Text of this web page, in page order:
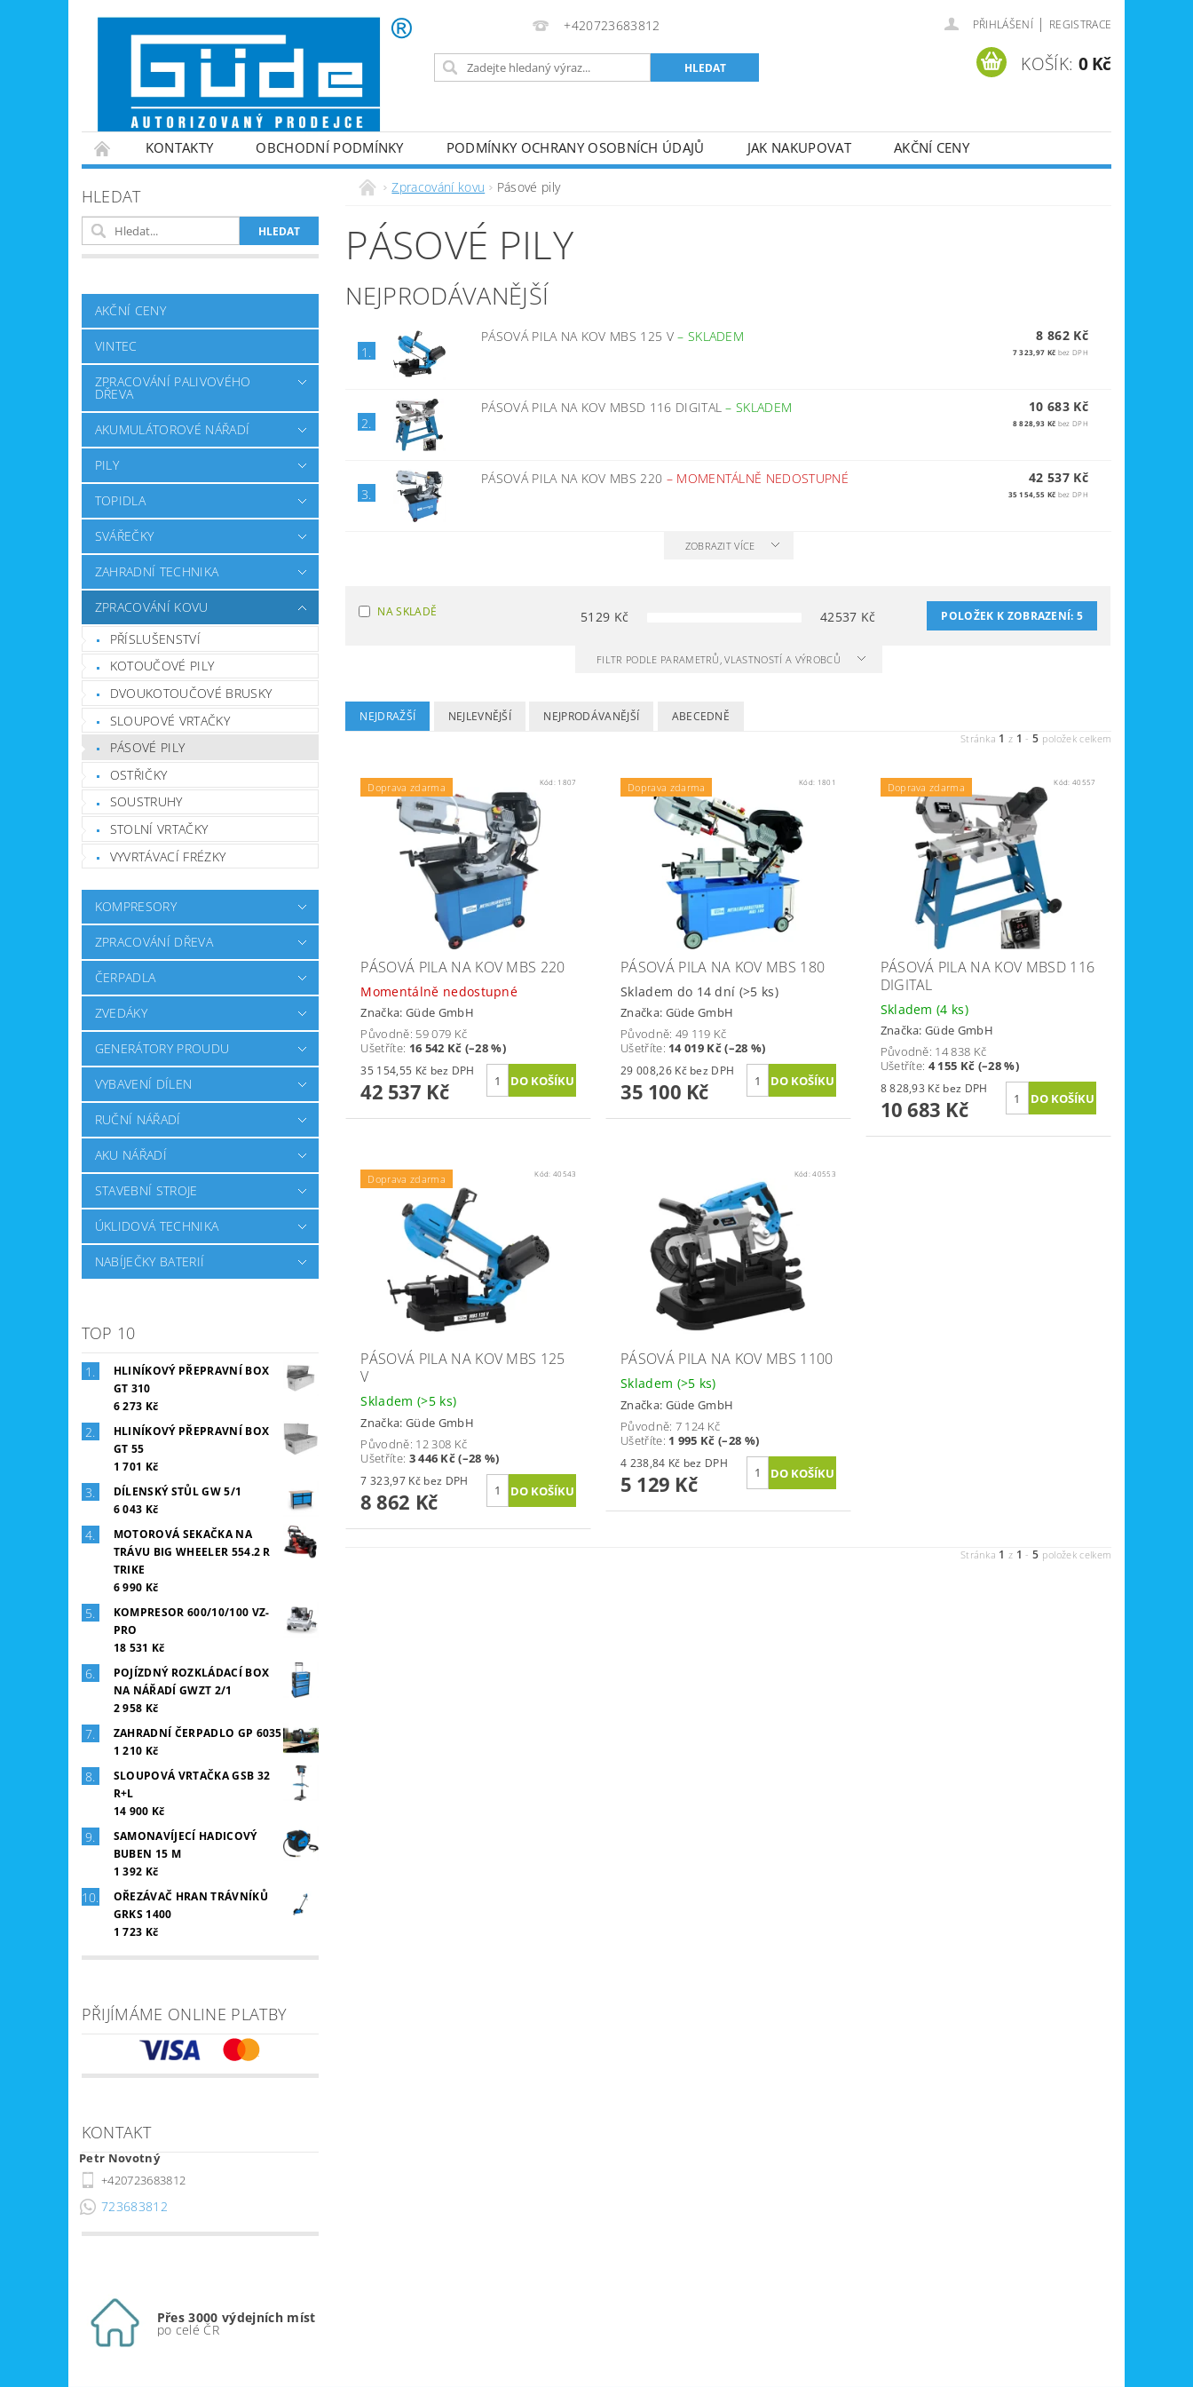
+420723683812 PŘIHLÁŠENÍ | REGISTRACE
KOŠÍK: 0 Kč
KONTAKTY OBCHODNÍ PODMÍNKY PODMÍNKY OCHRANY OSOBNÍCH ÚDAJŮ JAK NAKUPOVAT
AKČNÍ CENY
ZPRACOVÁNÍ PALIVOVÉHO DŘEVA AKUMULÁTOROVÉ NÁŘADÍ
ZAHRADNÍ TECHNIKA
ZPRACOVÁNÍ KOVU
GENERÁTORY PROUDU
VYBAVENÍ DÍLEN RUČNÍ NÁŘADÍ
HLEDAT
AKČNÍ CENY
VINTEC
ZPRACOVÁNÍ PALIVOVÉHO
DŘEVA
AKUMULÁTOROVÉ NÁŘADÍ
PILY
TOPIDLA
SVÁŘEČKY
ZAHRADNÍ TECHNIKA
ZPRACOVÁNÍ KOVU
PŘÍSLUŠENSTVÍ
KOTOUČOVÉ PILY
DVOUKOTOUČOVÉ BRUSKY
SLOUPOVÉ VRTAČKY
PÁSOVÉ PILY
OSTŘIČKY
SOUSTRUHY
STOLNÍ VRTAČKY
VYVRTÁVACÍ FRÉZKY
KOMPRESORY
ZPRACOVÁNÍ DŘEVA
ČERPADLA
ZVEDÁKY
GENERÁTORY PROUDU
VYBAVENÍ DÍLEN
RUČNÍ NÁŘADÍ
AKU NÁŘADÍ
STAVEBNÍ STROJE
ÚKLIDOVÁ TECHNIKA
NABÍJEČKY BATERIÍ
TOP 10
HLINÍKOVÝ PŘEPRAVNÍ BOX
GT 310
6 273 Kč
HLINÍKOVÝ PŘEPRAVNÍ BOX
GT 55
1 701 Kč
DÍLENSKÝ STŮL GW 5/1
6 043 Kč
MOTOROVÁ SEKAČKA NA
TRÁVU BIG WHEELER 554.2 R
TRIKE
6 990 Kč
KOMPRESOR 600/10/100 VZ-
PRO
18 531 Kč
POJÍZDNÝ ROZKLÁDACÍ BOX
NA NÁŘADÍ GWZT 2/1
2 958 Kč
ZAHRADNÍ ČERPADLO GP 6035
1 210 Kč
SLOUPOVÁ VRTAČKA GSB 32
R+L
14 900 Kč
SAMONAVÍJECÍ HADICOVÝ
BUBEN 15 M
1 392 Kč
OŘEZÁVAČ HRAN TRÁVNÍKŮ
GRKS 1400
1 723 Kč
PŘIJÍMÁME ONLINE PLATBY
KONTAKT
Petr Novotný
+420723683812
723683812
Zpracování kovu Pásové pily
PÁSOVÉ PILY
NEJPRODÁVANĚJŠÍ
1.
PÁSOVÁ PILA NA KOV MBS 125 V– SKLADEM 8 862 Kč
7 323,97 Kč bez DPH
2.
PÁSOVÁ PILA NA KOV MBSD 116 DIGITAL–SKLADEM 10 683 Kč
8 828,93 Kč bez DPH
3.
PÁSOVÁ PILA NA KOV MBS 220 – MOMENTÁLNĚ NEDOSTUPNÉ 42 537 Kč
35 154,55 Kč bez DPH
ZOBRAZIT VÍCE
NA SKLADĚ 5129 Kč 42537 Kč POLOŽEK K ZOBRAZENÍ:5
FILTR PODLE PARAMETRŮ, VLASTNOSTÍ A VÝROBCŮ
NEJDRAŽŠÍ NEJLEVNĚJŠÍ NEJPRODÁVANĚJŠÍ ABECEDNĚ
Stránka 1 z 1 -5 položek celkem
Doprava zdarma Kód: 1807
PÁSOVÁ PILA NA KOV MBS 220
Momentálně nedostupné
Značka: Güde GmbH
Původně: 59 079 Kč
Ušetříte: 16 542 Kč (–28 %)
35 154,55 Kč bez DPH
42 537 Kč
Doprava zdarma Kód: 1801
PÁSOVÁ PILA NA KOV MBS 180
Skladem do 14 dní (>5 ks)
Značka: Güde GmbH
Původně: 49 119 Kč
Ušetříte: 14 019 Kč (–28 %)
29 008,26 Kč bez DPH
35 100 Kč
Doprava zdarma Kód:40557
PÁSOVÁ PILA NA KOV MBSD 116
DIGITAL
Skladem(4 ks)
Značka:Güde GmbH
Původně: 14 838 Kč
Ušetříte: 4 155 Kč (–28 %)
8 828,93 Kč bez DPH
10 683 Kč
Doprava zdarma Kód: 40543
PÁSOVÁ PILA NA KOV MBS 125
V
Skladem (>5 ks)
Značka: Güde GmbH
Původně: 12 308 Kč
Ušetříte: 3 446 Kč (–28 %)
7 323,97 Kč bez DPH
8 862 Kč
Kód:40553
PÁSOVÁ PILA NA KOV MBS 1100
Skladem (>5 ks)
Značka: Güde GmbH
Původně: 7 124 Kč
Ušetříte: 1 995 Kč (–28 %)
4 238,84 Kč bez DPH
5 129 Kč
Stránka 1 z 1 -5 položek celkem
Přes 3000 výdejních míst
po celé ČR